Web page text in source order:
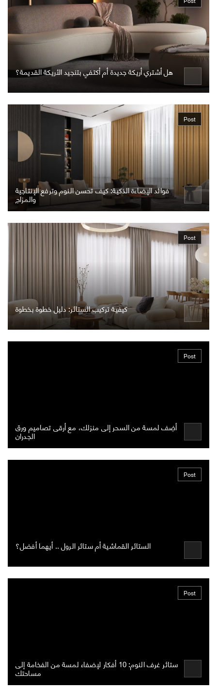
هل أشتري أريكة جديدة أم أكتفي بتنجيد الأريكة القديمة؟
Post
فوائد الإضاءة الذكية: كيف تحسن النوم وترفع الإنتاجية
والمزاج
Post
كيفية تركيب الستائر: دليل خطوة بخطوة
Post
أضِف لمسة من السحر إلى منزلك، مع أرقى تصاميم ورق
الجدران
Post
الستائر القماشية أم ستائر الرول .. أيهما أفضل؟
Post
ستائر غرف النوم: 10 أفكار لإضفاء لمسة من الفخامة إلى
مساحتك